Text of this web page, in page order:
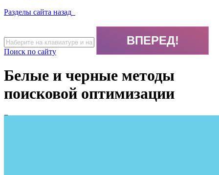
Разделы сайта назад
Поиск по сайту
Белые и черные методы
поисковой оптимизации
Вы здесь: